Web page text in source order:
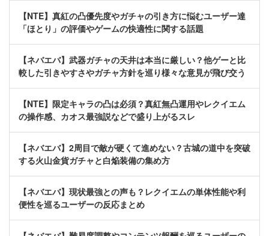
【NTE】真紅の凸優先度やガチャの引き方に悩むユーザー達
「ほとり」の評価やゲームの快適性に関する話題
【ネバエバ】武器ガチャの天井は本当に厳しい？他ゲーと比
較した引きやすさやガチャ方針を巡り様々な意見が飛び交う
【NTE】限定キャラの凸は必須？真紅無凸運用やレクイエム
の操作感、カオス最強説などで盛り上がるスレ
【ネバエバ】2周目で敵が硬くて進めない？古城の道中を突破
する火山金貨ガチャと白焔装備の集め方
【ネバエバ】現状最強との声も？レクイエムの単体性能や利
便性を巡るユーザーの反応まとめ